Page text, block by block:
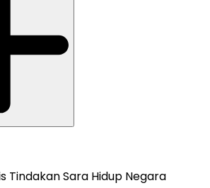
Tindakan Sara Hidup Negara